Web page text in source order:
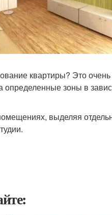
квартиры? Это очень
определенные зоны в
выделяя